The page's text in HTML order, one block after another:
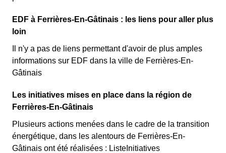
EDF à Ferrières-En-Gâtinais : les liens pour aller plus
loin
Il n'y a pas de liens permettant d'avoir de plus amples
informations sur EDF dans la ville de Ferrières-En-
Gâtinais
Les initiatives mises en place dans la région de
Ferrières-En-Gâtinais
Plusieurs actions menées dans le cadre de la transition
énergétique, dans les alentours de Ferrières-En-
Gâtinais ont été réalisées : ListeInitiatives